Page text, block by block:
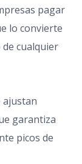
pagar
lo convierte
cualquier
ajustan
garantiza
picos de